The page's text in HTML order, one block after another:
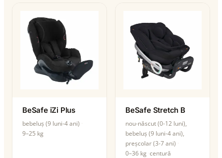
BeSafe iZi Plus
bebeluș (9 luni-4 ani)
9–25 kg
BeSafe Stretch B
nou-născut (0-12 luni),
bebeluș (9 luni-4 ani),
preșcolar (3-7 ani)
0–36 kg centură